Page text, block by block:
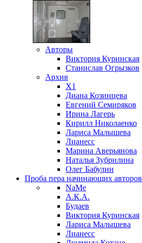
Авторы
Виктория Куринская
Станислав Огрызков
Архив
X1
Диана Козинцева
Евгений Семиряков
Ирина Лагерь
Кирилл Николаенко
Лариса Малышева
Лианесс
Марина Аверьянова
Наталья Зубрилина
Олег Бабулин
Проба пера начинающих авторов
NaMe
А.К.А.
Будаев
Виктория Куринская
Лариса Малышева
Лианесс